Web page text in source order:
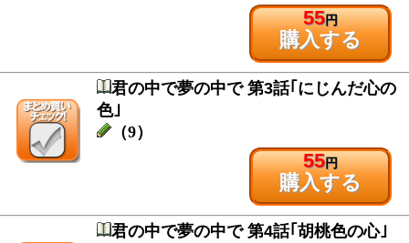
55円
購入する
君の中で夢の中で 第3話｢にじんだ心の
色｣
（9）
55円
購入する
君の中で夢の中で 第4話｢胡桃色の心｣